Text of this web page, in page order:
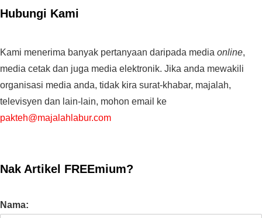
Hubungi Kami
Kami menerima banyak pertanyaan daripada media online,
media cetak dan juga media elektronik. Jika anda mewakili
organisasi media anda, tidak kira surat-khabar, majalah,
televisyen dan lain-lain, mohon email ke
pakteh@majalahlabur.com
Nak Artikel FREEmium?
Nama: